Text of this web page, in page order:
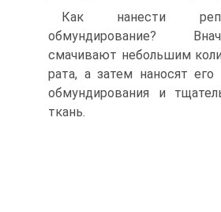
Как нанести
обмундирование?
смачивают небольшим
рата, а затем наносят его
обмундирова­ния и
ткань.